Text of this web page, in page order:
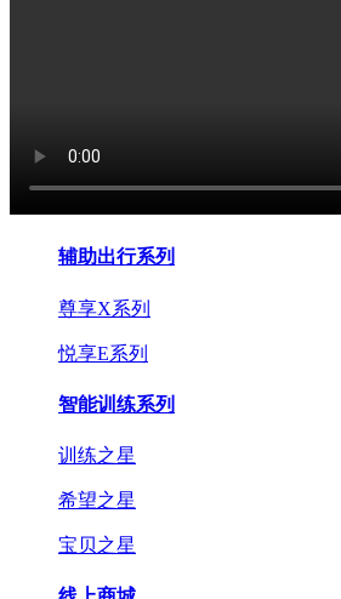
辅助出行系列
尊享X系列
悦享E系列
智能训练系列
训练之星
希望之星
宝贝之星